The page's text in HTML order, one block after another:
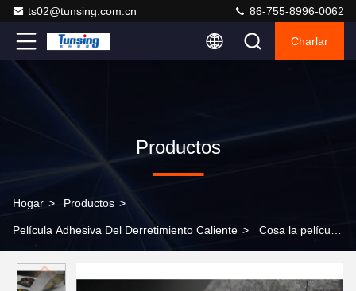
ts02@tunsing.com.cn 86-755-8996-0062
Charlar
Productos
Hogar > Productos >
Película Adhesiva Del Derretimiento Caliente > Cosa la película
ropa transparente para la vinculación de la tela